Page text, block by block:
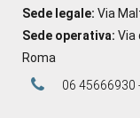
Sede legale: Via
Sede operativa: Via
Roma
06 45666930